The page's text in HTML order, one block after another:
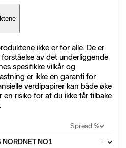
ikke er for alle. De er
av det underliggende
spesifikke vilkår og
er ikke en garanti for
verdipapirer kan både øke
risiko for at du ikke får tilbake
Spread %
NORDNET NO1
-